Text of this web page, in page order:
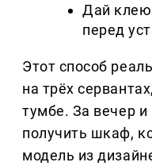
Дай клею
перед
Этот способ
на трёх
тумбе. За вечер
получить шкаф,
модель из